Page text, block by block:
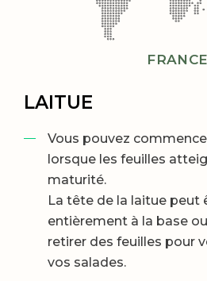
FRANCE
LAITUE
Vous pouvez
lorsque les feuilles
maturité.
La tête de la laitue peut
entièrement à la base
retirer des feuilles pour
vos salades.